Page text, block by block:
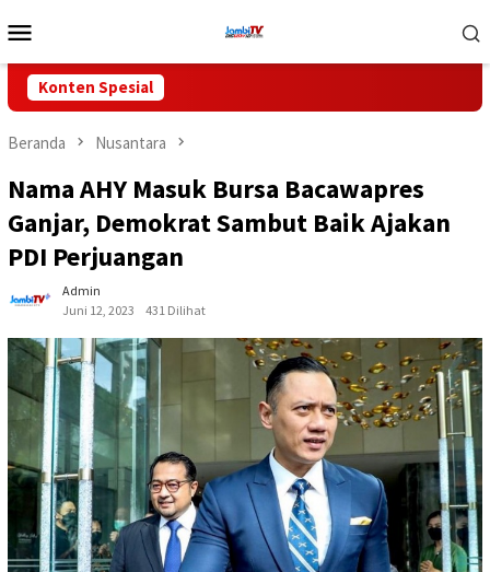
ke
Mobile
Konten Spesial
Beranda Nusantara
Nama AHY Masuk Bursa Bacawapres
Ganjar, Demokrat Sambut Baik Ajakan
PDI Perjuangan
Admin
Juni 12, 2023
431 Dilihat